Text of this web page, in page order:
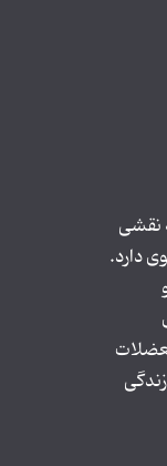
نقشی
دارد.